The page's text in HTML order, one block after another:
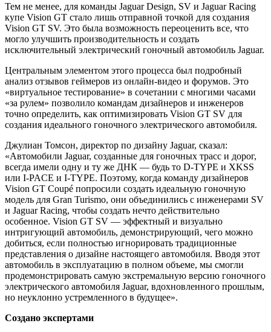
Тем не менее, для команды Jaguar Design, SV и Jaguar Racing
купе Vision GT стало лишь отправной точкой для создания
Vision GT SV. Это была возможность переоценить все, что
могло улучшить производительность и создать
исключительный электрический гоночный автомобиль Jaguar.
Центральным элементом этого процесса был подробный
анализ отзывов геймеров из онлайн-видео и форумов. Это
«виртуальное тестирование» в сочетании с многими часами
«за рулем» позволило командам дизайнеров и инженеров
точно определить, как оптимизировать Vision GT SV для
создания идеального гоночного электрического автомобиля.
Джулиан Томсон, директор по дизайну Jaguar, сказал:
«Автомобили Jaguar, созданные для гоночных трасс и дорог,
всегда имели одну и ту же ДНК — будь то D-TYPE и XKSS
или I-PACE и I-TYPE. Поэтому, когда команду дизайнеров
Vision GT Coupé попросили создать идеальную гоночную
модель для Gran Turismo, они объединились с инженерами SV
и Jaguar Racing, чтобы создать нечто действительно
особенное. Vision GT SV — эффектный и визуально
интригующий автомобиль, демонстрирующий, чего можно
добиться, если полностью игнорировать традиционные
представления о дизайне настоящего автомобиля. Вводя этот
автомобиль в эксплуатацию в полном объеме, мы смогли
продемонстрировать самую экстремальную версию гоночного
электрического автомобиля Jaguar, вдохновленного прошлым,
но неуклонно устремленного в будущее».
Создано экспертами